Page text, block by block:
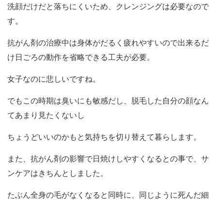
洗顔だけだと落ちにくいため、クレンジングは必要なので
す。
抗がん剤の治療中は身体がだるく疲れやすいので出来るだ
け日ごろの動作を省略できる工夫が必要。
女子なのに悲しいですね。
でもこの時期は臭いにも敏感だし、脱毛した自分の顔なん
てあまり見たくないし
ちょうどいいのかもと気持ちを切り替えて暮らします。
また、抗がん剤の影響で日焼けしやすくなるとの事で、サ
ンケアはきちんとしました。
たぶん全身の毛がなくなると同時に、同じように死んだ細